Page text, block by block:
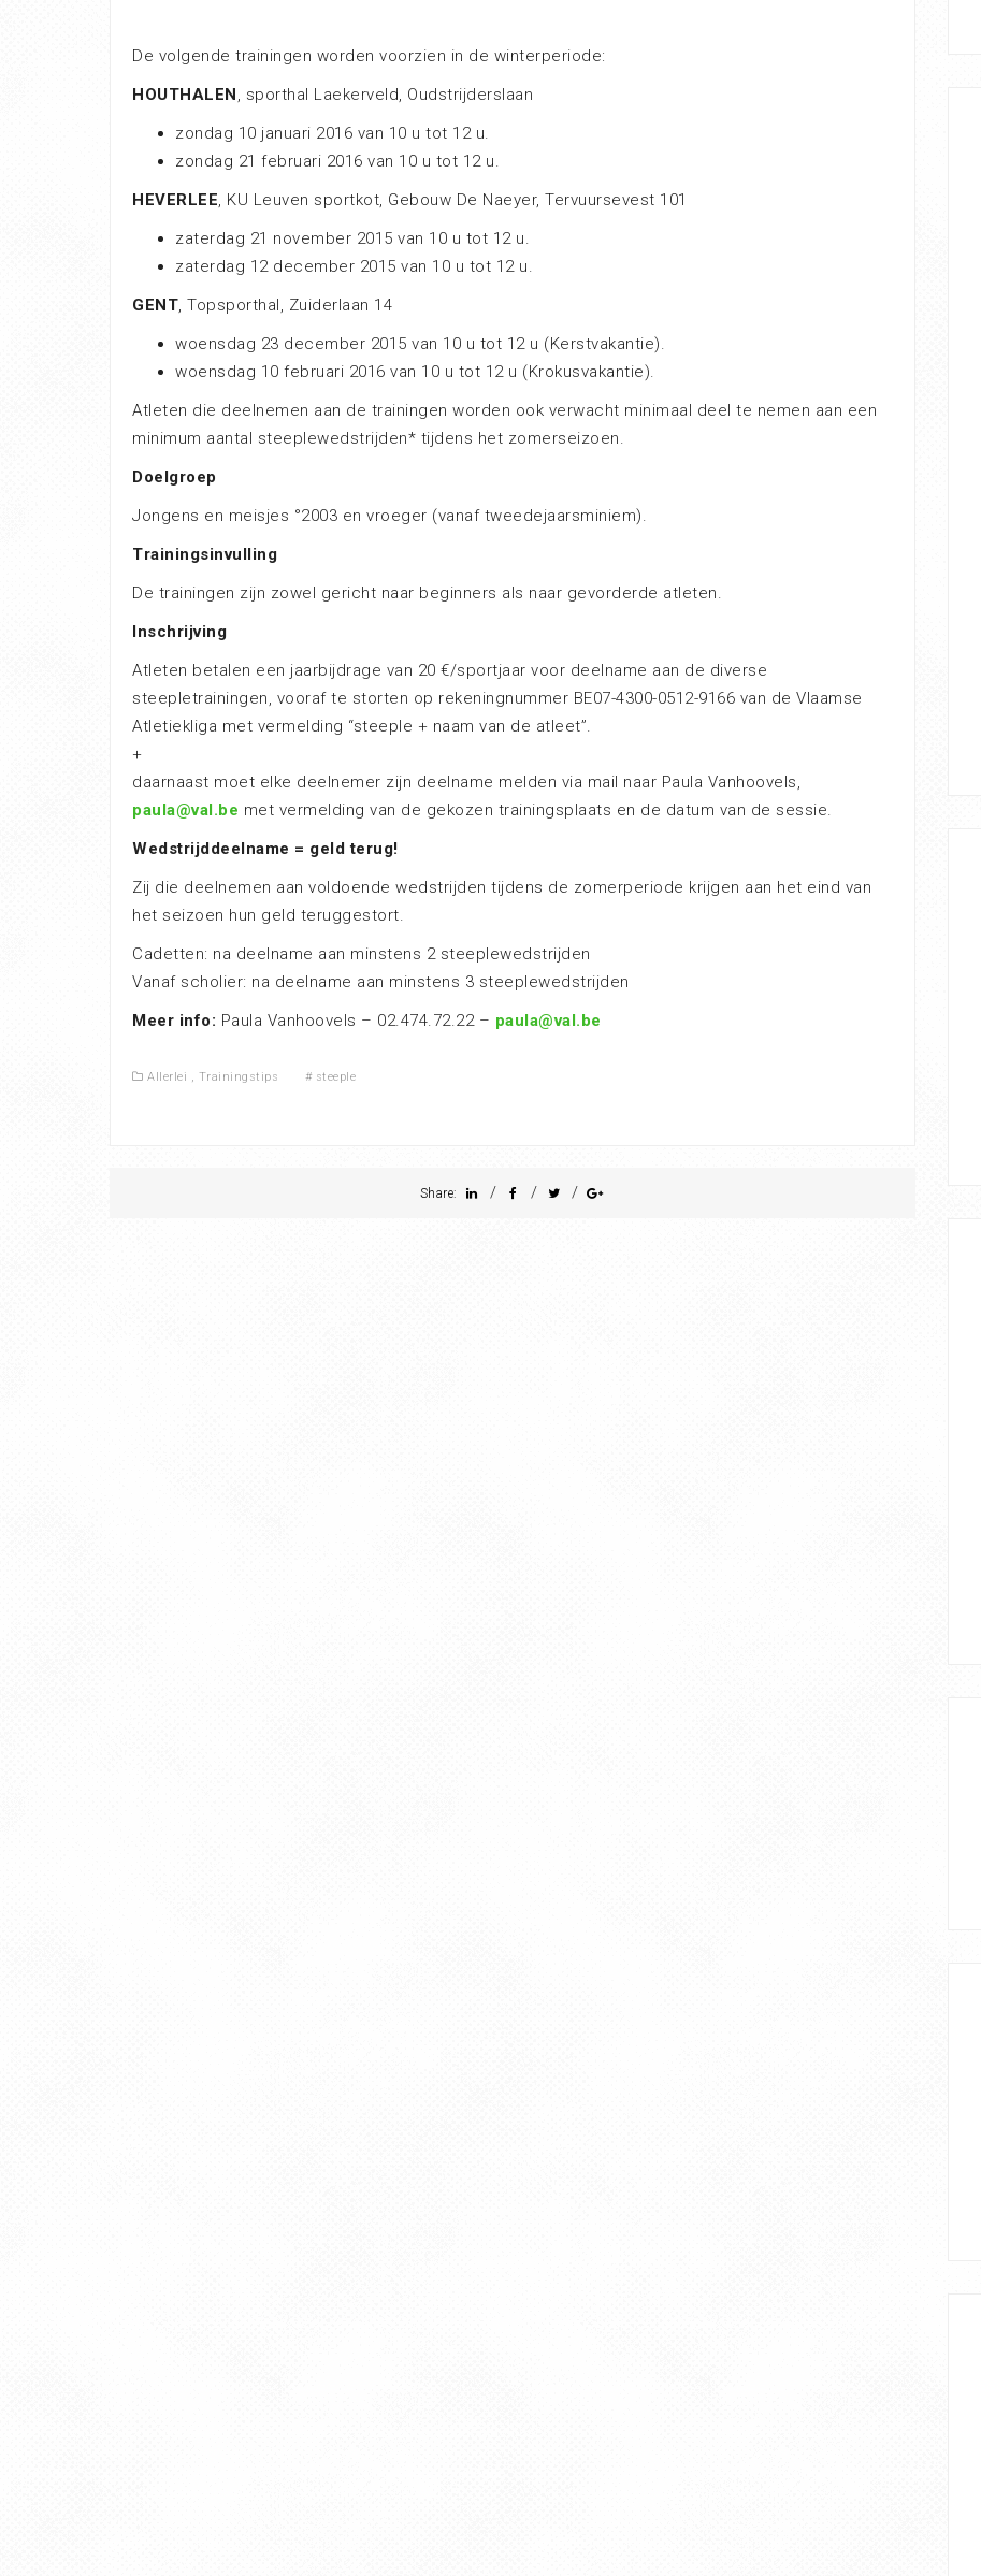
De volgende trainingen worden voorzien in de winterperiode:
HOUTHALEN, sporthal Laekerveld, Oudstrijderslaan
zondag 10 januari 2016 van 10 u tot 12 u.
zondag 21 februari 2016 van 10 u tot 12 u.
HEVERLEE, KU Leuven sportkot, Gebouw De Naeyer, Tervuursevest 101
zaterdag 21 november 2015 van 10 u tot 12 u.
zaterdag 12 december 2015 van 10 u tot 12 u.
GENT, Topsporthal, Zuiderlaan 14
woensdag 23 december 2015 van 10 u tot 12 u (Kerstvakantie).
woensdag 10 februari 2016 van 10 u tot 12 u (Krokusvakantie).
Atleten die deelnemen aan de trainingen worden ook verwacht minimaal deel te nemen aan een
minimum aantal steeplewedstrijden* tijdens het zomerseizoen.
Doelgroep
Jongens en meisjes °2003 en vroeger (vanaf tweedejaarsminiem).
Trainingsinvulling
De trainingen zijn zowel gericht naar beginners als naar gevorderde atleten.
Inschrijving
Atleten betalen een jaarbijdrage van 20 €/sportjaar voor deelname aan de diverse
steepletrainingen, vooraf te storten op rekeningnummer BE07-4300-0512-9166 van de Vlaamse
Atletiekliga met vermelding “steeple + naam van de atleet”.
+
daarnaast moet elke deelnemer zijn deelname melden via mail naar Paula Vanhoovels,
paula@val.be met vermelding van de gekozen trainingsplaats en de datum van de sessie.
Wedstrijddeelname = geld terug!
Zij die deelnemen aan voldoende wedstrijden tijdens de zomerperiode krijgen aan het eind van
het seizoen hun geld teruggestort.
Cadetten: na deelname aan minstens 2 steeplewedstrijden
Vanaf scholier: na deelname aan minstens 3 steeplewedstrijden
Meer info: Paula Vanhoovels – 02.474.72.22 – paula@val.be
Allerlei , Trainingstips # steeple
Share: / / /